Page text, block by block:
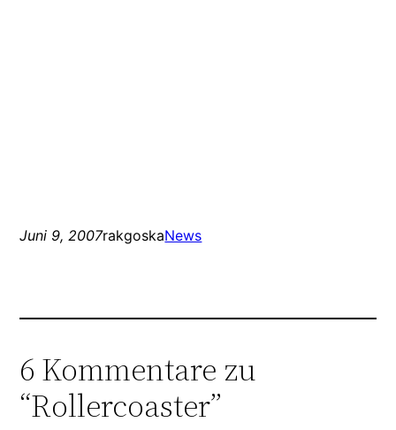
Juni 9, 2007rakgoskaNews
6 Kommentare zu
“Rollercoaster”